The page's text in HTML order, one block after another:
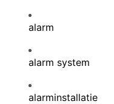
alarm
alarm system
alarminstallatie